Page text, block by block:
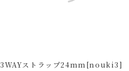
3WAYストラップ24mm[nouki3]